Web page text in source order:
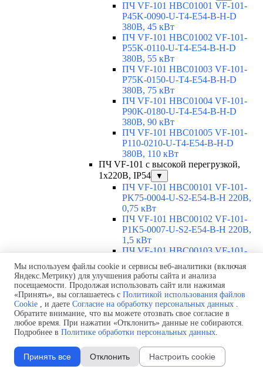
ПЧ VF-101 HBC01001 VF-101-
P45K-0090-U-T4-E54-B-H-D
380В, 45 кВт
ПЧ VF-101 HBC01002 VF-101-
P55K-0110-U-T4-E54-B-H-D
380В, 55 кВт
ПЧ VF-101 HBC01003 VF-101-
P75K-0150-U-T4-E54-B-H-D
380В, 75 кВт
ПЧ VF-101 HBC01004 VF-101-
P90K-0180-U-T4-E54-B-H-D
380В, 90 кВт
ПЧ VF-101 HBC01005 VF-101-
P110-0210-U-T4-E54-B-H-D
380В, 110 кВт
ПЧ VF-101 с высокой перегрузкой,
1х220В, IP54
▼
ПЧ VF-101 HBC00101 VF-101-
PK75-0004-U-S2-E54-B-H 220В,
0,75 кВт
ПЧ VF-101 HBC00102 VF-101-
P1K5-0007-U-S2-E54-B-H 220В,
1,5 кВт
ПЧ VF-101 HBC00103 VF-101-
P2K2-0010-U-S2-E54-B-H 220В,
2,2 кВт
ПЧ VF-101 HBC00104 VF-101-
P4K0-0016-U-S2-E54-B-H 220В, 4
кВт
ПЧ VF-101 HBC00105 VF-101-
P5K5-0020-U-S2-E54-B-H 220В,
5,5 кВт
ПЧ VF-101 HBC00106 VF-101-
P7K5-0030-U-S2-E54-B-H 220В,
7,5 кВт
Мы используем файлы cookie и сервисы веб-аналитики (включая
Яндекс.Метрику) для улучшения работы сайта и анализа
посещаемости. Продолжая использовать сайт или нажимая
«Принять», вы соглашаетесь с Политикой использования файлов
Cookie , и даете Согласие на обработку персональных данных .
Обратите внимание, что вы можете отозвать свое согласие в
любое время. При нажатии «Отклонить» данные не собираются.
Подробнее в Политике обработки персональных данных.
Принять все Отклонить Настроить cookie